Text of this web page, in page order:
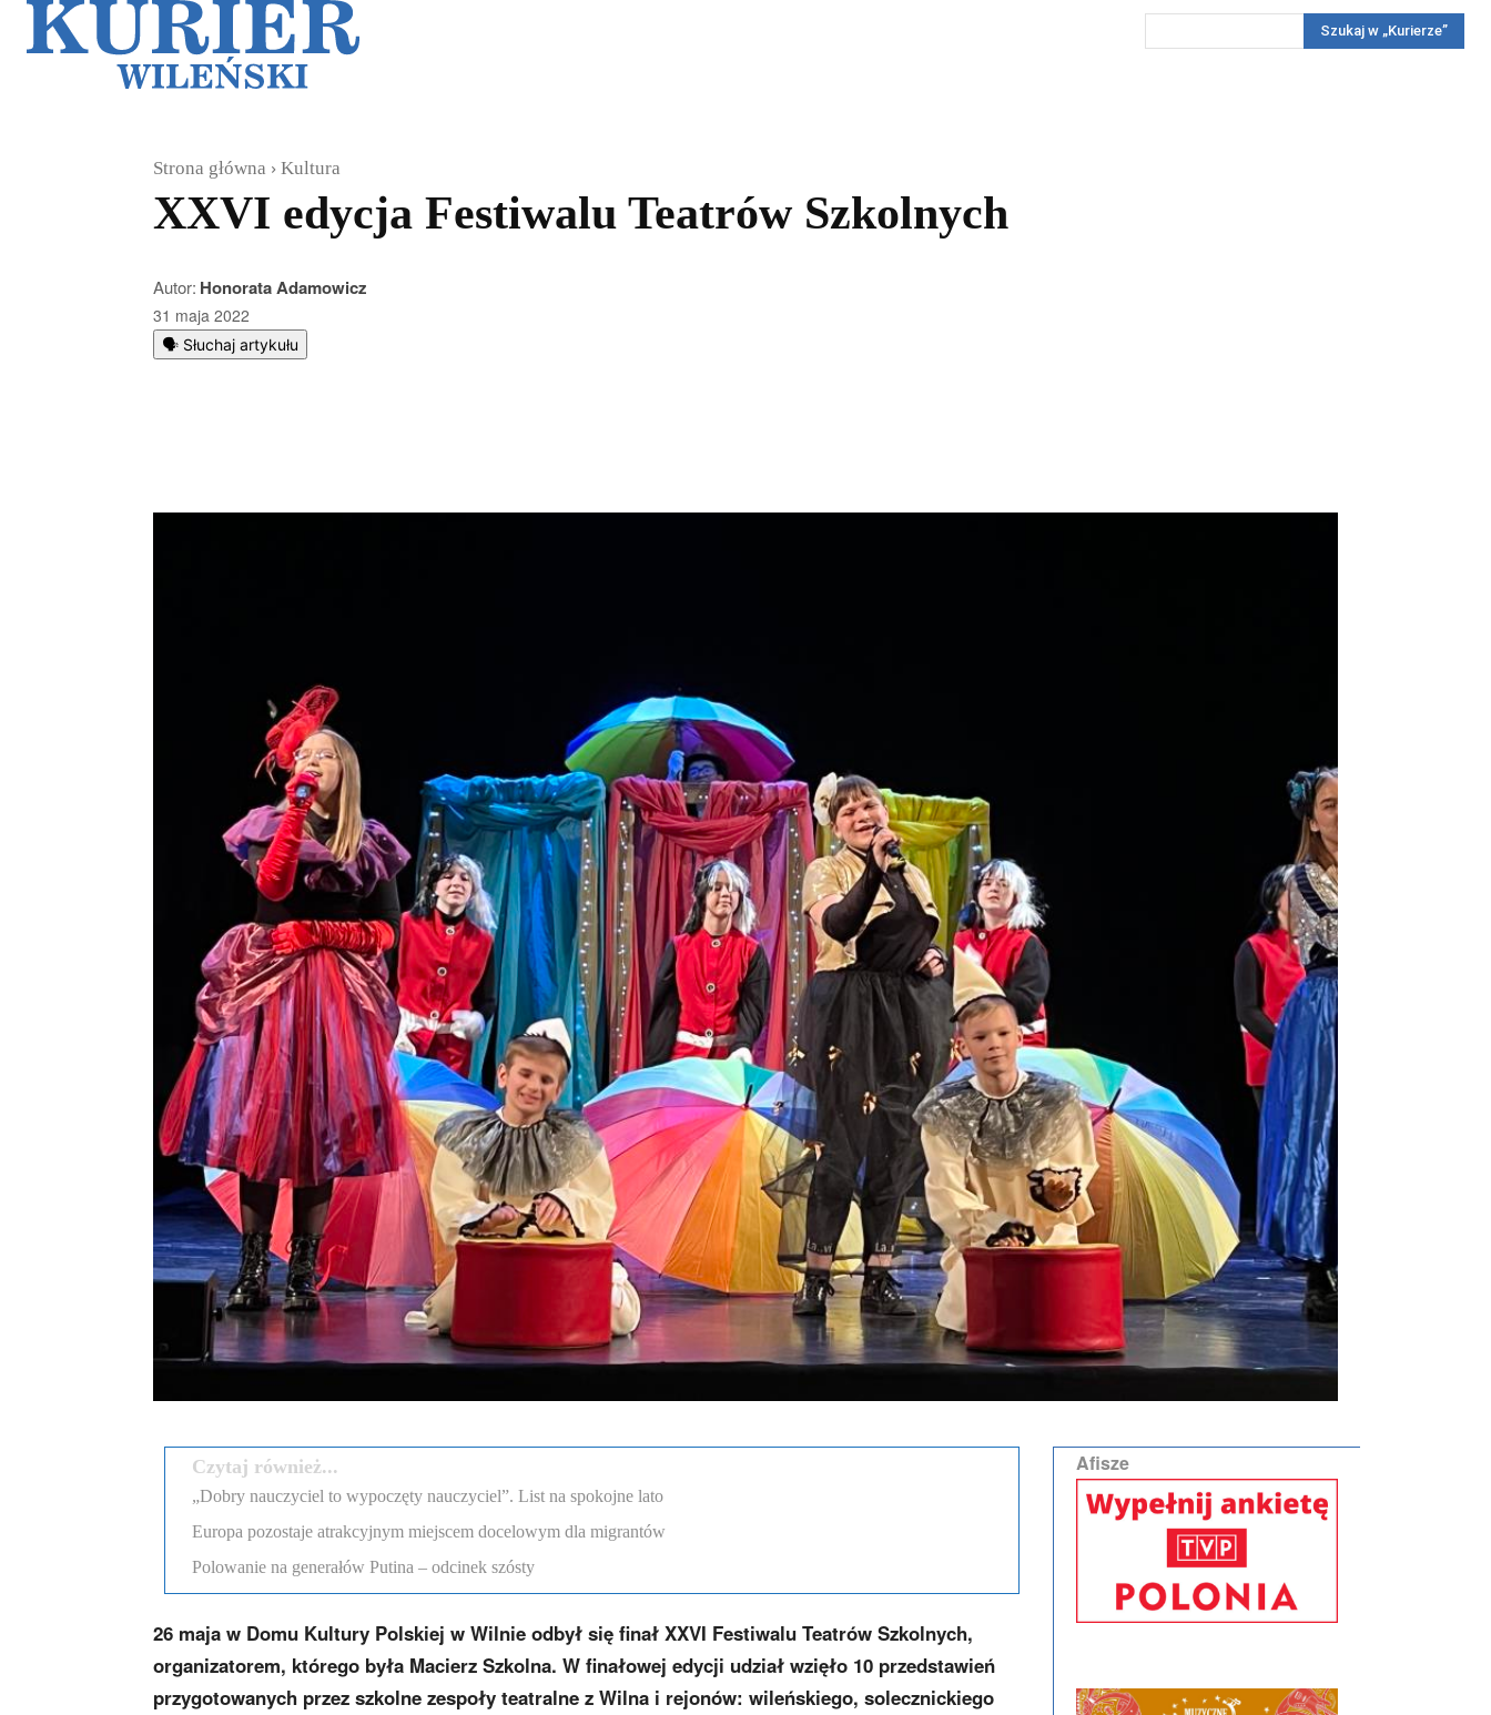
Reportaż KonkursyWięcej
Szukaj w „Kurierze”
Strona główna Kultura
XXVI edycja Festiwalu Teatrów Szkolnych
Autor: Honorata Adamowicz
31 maja 2022
🗣️ Słuchaj artykułu
Czytaj również...
„Dobry nauczyciel to wypoczęty nauczyciel”. List na spokojne lato
Europa pozostaje atrakcyjnym miejscem docelowym dla migrantów
Polowanie na generałów Putina – odcinek szósty
26 maja w Domu Kultury Polskiej w Wilnie odbył się finał XXVI Festiwalu Teatrów Szkolnych,
organizatorem, którego była Macierz Szkolna. W finałowej edycji udział wzięło 10 przedstawień
przygotowanych przez szkolne zespoły teatralne z Wilna i rejonów: wileńskiego, solecznickiego
Afisze